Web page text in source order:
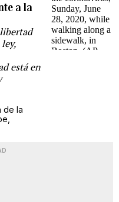
a la
está en
de la